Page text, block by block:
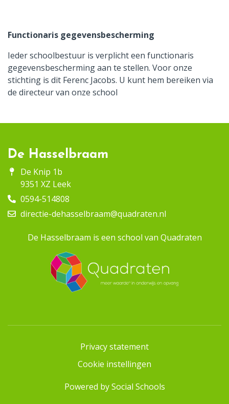
Functionaris gegevensbescherming
Ieder schoolbestuur is verplicht een functionaris
gegevensbescherming aan te stellen. Voor onze
stichting is dit Ferenc Jacobs. U kunt hem bereiken via
de directeur van onze school
De Hasselbraam
De Knip 1b
9351 XZ Leek
0594-514808
directie-dehasselbraam@quadraten.nl
De Hasselbraam is een school van Quadraten
Privacy statement
Cookie instellingen
Powered bySocial Schools